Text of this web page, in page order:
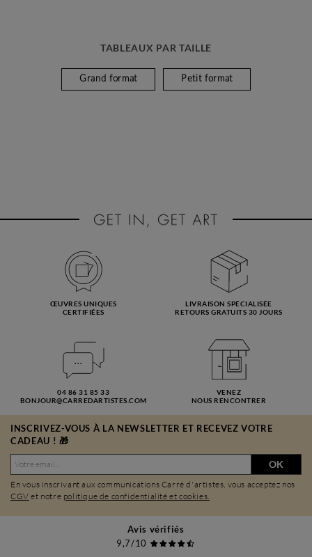
TABLEAUX PAR TAILLE
Grand format Petit format
ŒUVRES UNIQUES
CERTIFIÉES
LIVRAISON SPÉCIALISÉE
RETOURS GRATUITS 30 JOURS
04 86 31 85 33
BONJOUR@CARREDARTISTES.COM
VENEZ
NOUS RENCONTRER
INSCRIVEZ-VOUS À LA NEWSLETTER ET RECEVEZ VOTRE
CADEAU ! 🎁
OK
En vous inscrivant aux communications Carré d'artistes, vous acceptez nos
CGV et notre politique de confidentialité et cookies.
Avis vérifiés
9,7/10